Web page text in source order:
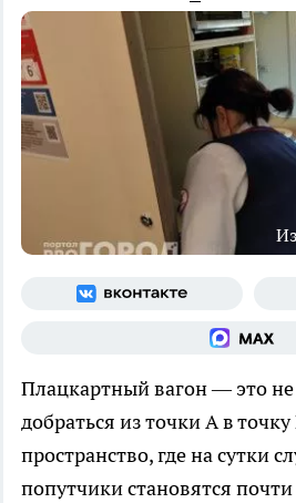
Плацкартный вагон — это не
добраться из точки А в
пространство, где на сутки
попутчики становятся